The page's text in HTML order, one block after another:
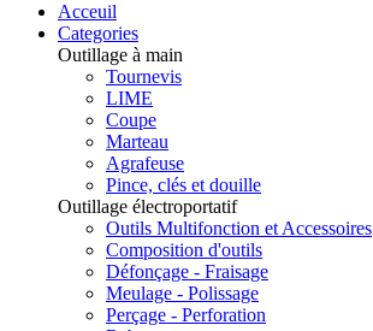
Acceuil
Categories
Outillage à main
Tournevis
LIME
Coupe
Marteau
Agrafeuse
Pince, clés et douille
Outillage électroportatif
Outils Multifonction et Accessoires
Composition d'outils
Défonçage - Fraisage
Meulage - Polissage
Perçage - Perforation